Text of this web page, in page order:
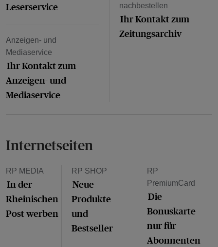
Leserservice
Anzeigen- und
Mediaservice
Ihr Kontakt zum
Anzeigen- und
Mediaservice
nachbestellen
Ihr Kontakt zum
Zeitungsarchiv
Internetseiten
RP MEDIA
In der
Rheinischen
Post werben
RP SHOP
Neue
Produkte
und
Bestseller
RP
PremiumCard
Die
Bonuskarte
nur für
Abonnenten